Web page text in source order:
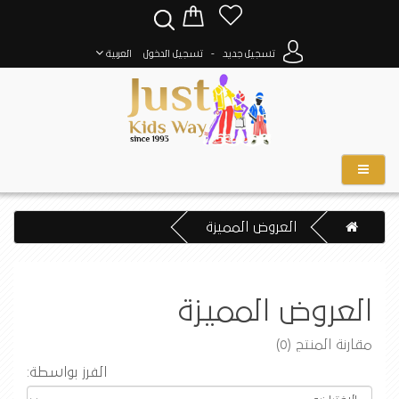
تسجيل جديد - تسجيل الدخول العربية
العروض المميزة
العروض المميزة
مقارنة المنتج (0)
الفرز بواسطة: